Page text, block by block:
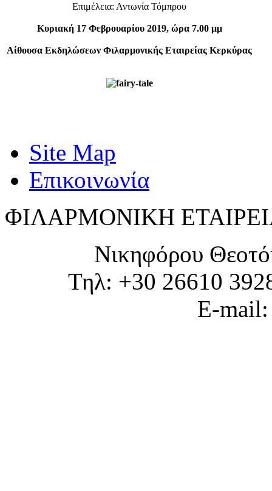
Επιμέλεια: Αντωνία Τόμπρου
Κυριακή 17 Φεβρουαρίου 2019, ώρα 7.00 μμ
Αίθουσα Εκδηλώσεων Φιλαρμονικής Εταιρείας Κερκύρας
Site Map
Επικοινωνία
ΦΙΛΑΡΜΟΝΙΚΗ
Νικηφόρου
Τηλ: +30 26610
E-